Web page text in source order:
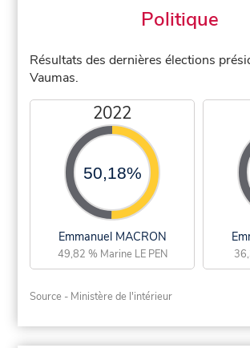
Politique
Résultats des dernières élections
Vaumas.
2022
50,18%
Emmanuel MACRON
49,82 % Marine LE PEN
Source - Ministère de l'intérieur